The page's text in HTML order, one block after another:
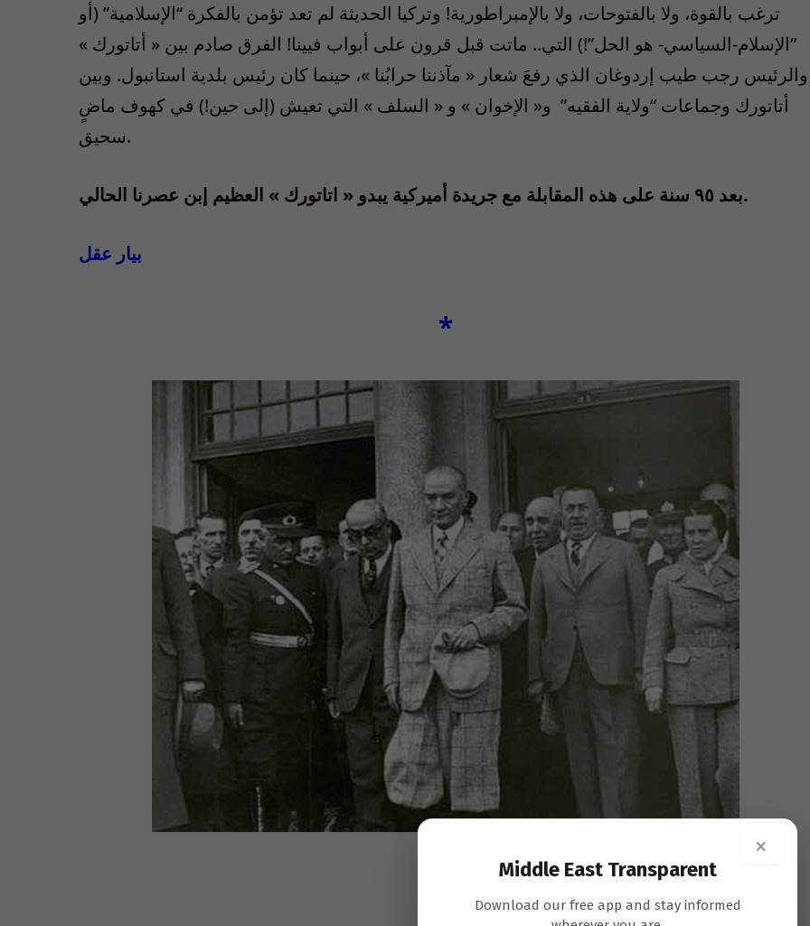
ترغب بالقوة، ولا بالفتوحات، ولا بالإمبراطورية! وتركيا الحديثة لم تعد تؤمن بالفكرة “الإسلامية” (أو
“الإسلام-السياسي- هو الحل”!) التي.. ماتت قبل قرون على أبواب فيينا! الفرق صادم بين « أتاتورك »
والرئيس رجب طيب إردوغان الذي رفعَ شعار « مآذننا حرابُنا »، حينما كان رئيس بلدية استانبول. وبين
أتاتورك وجماعات “ولاية الفقيه” و« الإخوان » و « السلف » التي تعيش (إلى حين!) في كهوف ماضٍ
سحيق.
بعد ٩٥سنة على هذه المقابلة مع جريدة أميركية يبدو « اتاتورك » العظيم إبن عصرنا الحالي.
بيار عقل
*
×
Middle East Transparent
Download our free app and stay informed